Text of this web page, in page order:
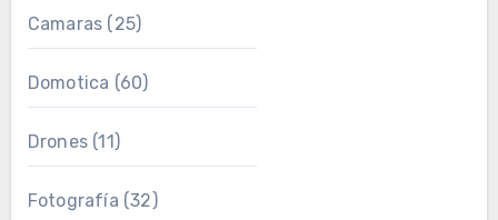
Camaras (25)
Domotica (60)
Drones(11)
Fotografía (32)